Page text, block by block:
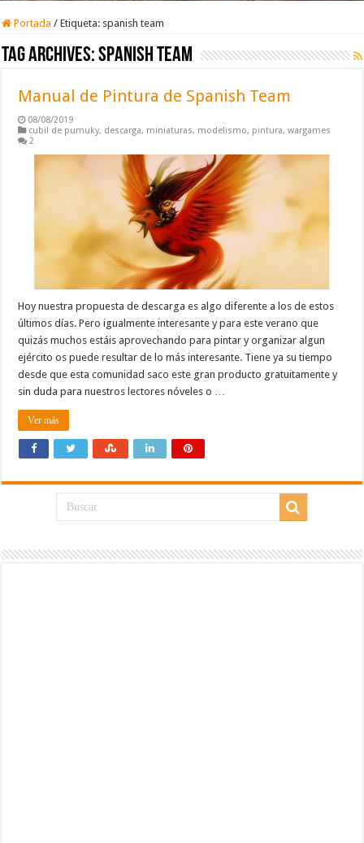
Portada / Etiqueta: spanish team
Tag Archives:spanish team
Manual de Pintura de Spanish Team
08/08/2019
cubil de pumuky, descarga, miniaturas, modelismo, pintura,wargames
2
Hoy nuestra propuesta de descarga es algo diferente a los de estos
últimos días. Pero igualmente interesante y para este verano que
quizás muchos estáis aprovechando para pintar y organizar algun
ejército os puede resultar de lo más interesante. Tiene ya su tiempo
desde que esta comunidad saco este gran producto gratuitamente y
sin duda para nuestros lectores nóveles o …
Ver más